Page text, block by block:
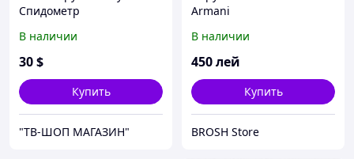
Спидометр
В наличии
30$
Купить
"ТВ-ШОП МАГАЗИН"
Armani
В наличии
450лей
Купить
BROSH Store